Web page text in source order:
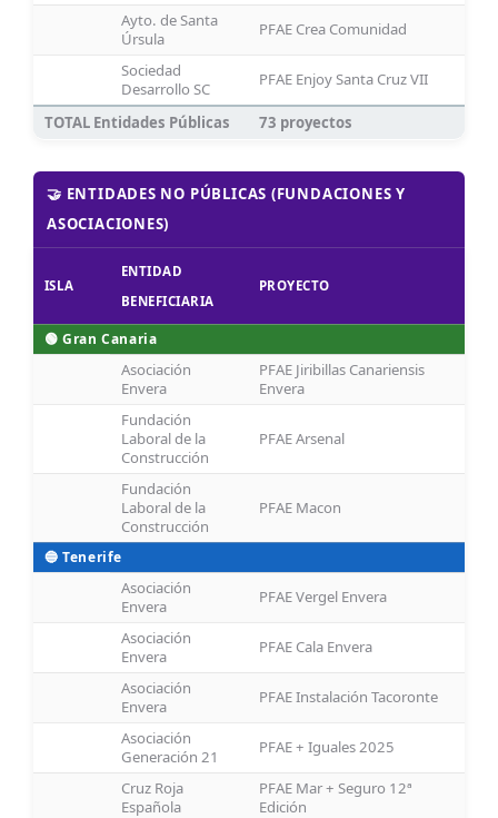
Ayto. de Santa
Úrsula
PFAE Crea Comunidad
Sociedad
Desarrollo SC
PFAE Enjoy Santa Cruz VII
TOTAL Entidades Públicas 73 proyectos
🤝 ENTIDADES NO PÚBLICAS (FUNDACIONES Y
ASOCIACIONES)
ISLA
ENTIDAD
BENEFICIARIA
PROYECTO
🟢 Gran Canaria
Asociación
Envera
PFAE Jiribillas Canariensis
Envera
Fundación
Laboral de la
Construcción
PFAE Arsenal
Fundación
Laboral de la
Construcción
PFAE Macon
🔵 Tenerife
Asociación
Envera
PFAE Vergel Envera
Asociación
Envera
PFAE Cala Envera
Asociación
Envera
PFAE Instalación Tacoronte
Asociación
Generación 21
PFAE + Iguales 2025
Cruz Roja
Española
PFAE Mar + Seguro 12ª
Edición